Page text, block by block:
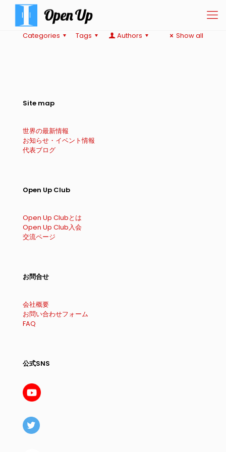
Categories Tags Authors Show all
Site map
世界の最新情報
お知らせ・イベント情報
代表ブログ
Open Up Club
Open Up Clubとは
Open Up Club入会
交流ページ
お問合せ
会社概要
お問い合わせフォーム
FAQ
公式SNS